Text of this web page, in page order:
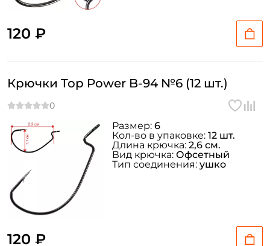
120 ₽
Крючки Top Power B-94 №6 (12 шт.)
120 ₽
Размер: 6
Кол-во в упаковке: 12 шт.
Длина крючка: 2,6 см.
Вид крючка: Офсетный
Тип соединения: ушко